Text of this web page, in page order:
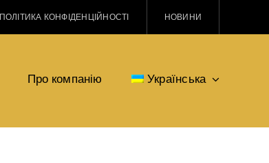
ПОЛІТИКА КОНФІДЕНЦІЙНОСТІ НОВИНИ
Про компанію Українська